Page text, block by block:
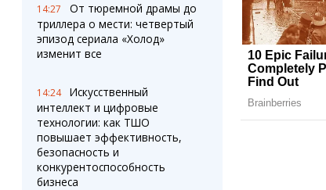
14:27
От тюремной драмы до
триллера о мести: четвертый
эпизод сериала «Холод»
изменит все
14:24
Искусственный
интеллект и цифровые
технологии: как ТШО
повышает эффективность,
безопасность и
конкурентоспособность
бизнеса